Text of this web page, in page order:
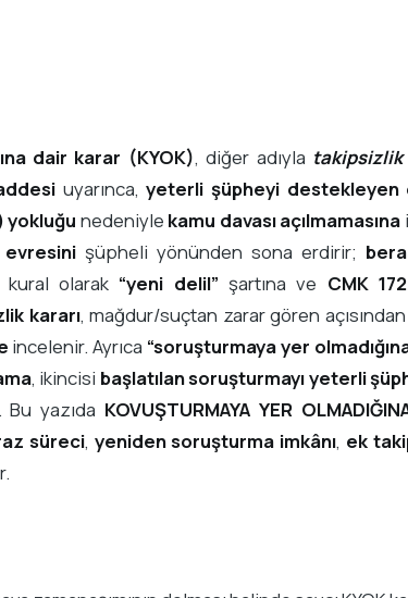
dair karar (KYOK), diğer adıyla takipsizlik
uyarınca,yeterli şüpheyi destekleyen
yokluğu nedeniyle kamu davası açılmamasına
şüpheli yönünden sona erdirir;
kural olarak “yeni delil” şartına ve CMK
kararı, mağdur/suçtan zarar gören açısından
incelenir. Ayrıca “soruşturmaya yer
, ikincisi başlatılan soruşturmayı yeterli
Bu yazıda KOVUŞTURMAYA YER
süreci, yeniden soruşturma imkânı, ek